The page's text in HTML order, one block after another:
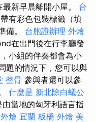
新早晨離開小屋。 台
有彩色包裝標籤（填
備。 台胞證辦理 外燴
在出門後在行李廳發
小組的伴奏都會為小
題的情況下，您可以與
整骨 參與者還可以參
什麼是 新北除白蟻公
由當地的匈牙利語言指
外燴 宜蘭 板橋 外燴 美